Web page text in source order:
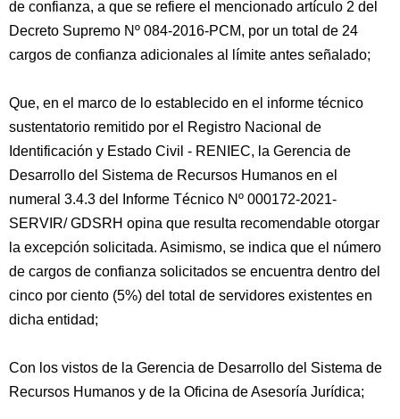
de confianza, a que se refiere el mencionado artículo 2 del
Decreto Supremo Nº 084-2016-PCM, por un total de 24
cargos de confianza adicionales al límite antes señalado;
Que, en el marco de lo establecido en el informe técnico
sustentatorio remitido por el Registro Nacional de
Identificación y Estado Civil - RENIEC, la Gerencia de
Desarrollo del Sistema de Recursos Humanos en el
numeral 3.4.3 del Informe Técnico Nº 000172-2021-
SERVIR/ GDSRH opina que resulta recomendable otorgar
la excepción solicitada. Asimismo, se indica que el número
de cargos de confianza solicitados se encuentra dentro del
cinco por ciento (5%) del total de servidores existentes en
dicha entidad;
Con los vistos de la Gerencia de Desarrollo del Sistema de
Recursos Humanos y de la Oficina de Asesoría Jurídica;